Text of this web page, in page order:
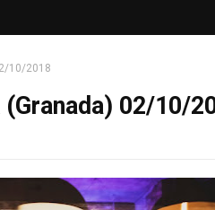
10/2018
02/10/